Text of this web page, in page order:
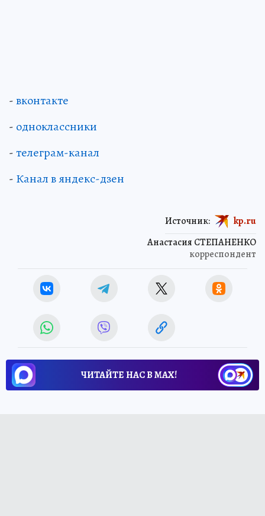
-вконтакте
- одноклассники
-телеграм-канал
- Канал в яндекс-дзен
Анастасия СТЕПАНЕНКО
корреспондент
Источник: kp.ru
ЧИТАЙТЕ НАС В МАХ!